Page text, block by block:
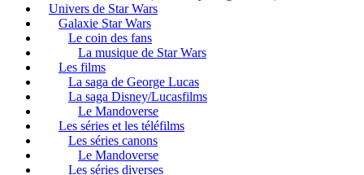
Univers de Star Wars
Galaxie Star Wars
Le coin des fans
La musique de Star Wars
Les films
La saga de George Lucas
La saga Disney/Lucasfilms
Le Mandoverse
Les séries et les téléfilms
Les séries canons
Le Mandoverse
Les séries diverses